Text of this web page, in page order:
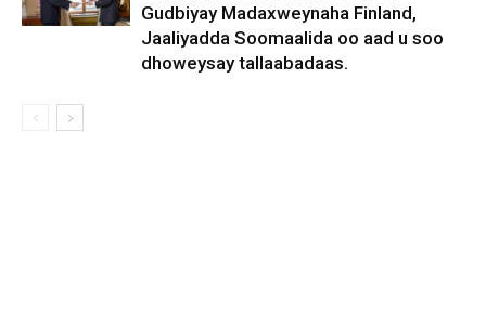
Gudbiyay Madaxweynaha Finland,
Jaaliyadda Soomaalida oo aad u soo
dhoweysay tallaabadaas.